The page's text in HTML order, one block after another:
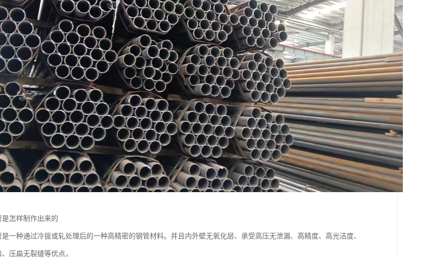
怎样制作出来的
一种通过冷拔或轧处理后的一种高精密的钢管材料。并且内外壁无氧化层、承受高压无泄漏、高精度、高光洁度、
压扁无裂缝等优点，